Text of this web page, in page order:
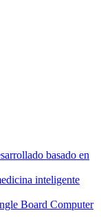
basado en
inteligente
Board Computer